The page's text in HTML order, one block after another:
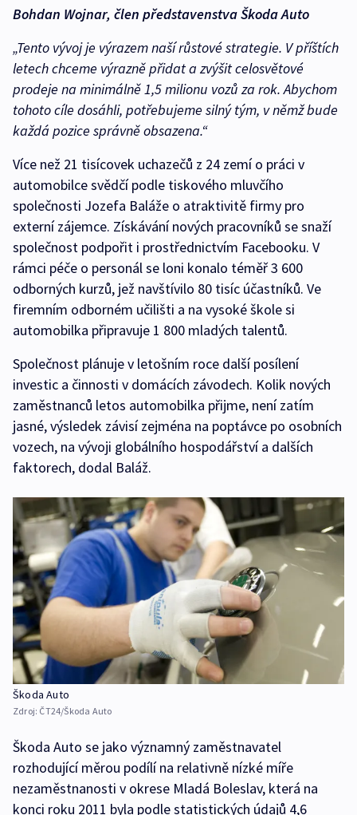
Bohdan Wojnar, člen představenstva Škoda Auto
„Tento vývoj je výrazem naší růstové strategie. V příštích
letech chceme výrazně přidat a zvýšit celosvětové
prodeje na minimálně 1,5 milionu vozů za rok. Abychom
tohoto cíle dosáhli, potřebujeme silný tým, v němž bude
každá pozice správně obsazena.“
Více než 21 tisícovek uchazečů z 24 zemí o práci v
automobilce svědčí podle tiskového mluvčího
společnosti Jozefa Baláže o atraktivitě firmy pro
externí zájemce. Získávání nových pracovníků se snaží
společnost podpořit i prostřednictvím Facebooku. V
rámci péče o personál se loni konalo téměř 3 600
odborných kurzů, jež navštívilo 80 tisíc účastníků. Ve
firemním odborném učilišti a na vysoké škole si
automobilka připravuje 1 800 mladých talentů.
Společnost plánuje v letošním roce další posílení
investic a činnosti v domácích závodech. Kolik nových
zaměstnanců letos automobilka přijme, není zatím
jasné, výsledek závisí zejména na poptávce po osobních
vozech, na vývoji globálního hospodářství a dalších
faktorech, dodal Baláž.
Škoda Auto
Zdroj: ČT24/Škoda Auto
Škoda Auto se jako významný zaměstnavatel
rozhodující měrou podílí na relativně nízké míře
nezaměstnanosti v okrese Mladá Boleslav, která na
konci roku 2011 byla podle statistických údajů 4,6